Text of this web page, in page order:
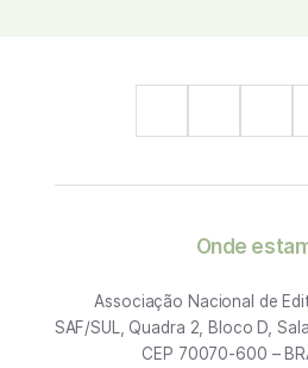
Onde
Associação Nacional de
SAF/SUL, Quadra 2, Bloco D,
CEP 70070-600 –